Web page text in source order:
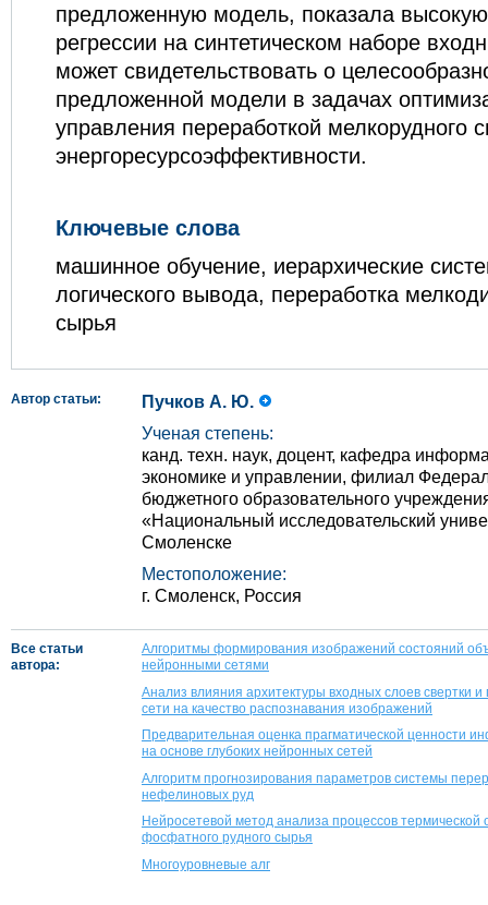
предложенную модель, показала высокую
регрессии на синтетическом наборе
может свидетельствовать о
предложенной модели в задачах
управления переработкой мелкорудного
энергоресурсоэффективности.
Ключевые слова
машинное обучение, иерархические
логического вывода, переработка
сырья
Автор статьи:
Пучков А. Ю.
Ученая степень:
канд. техн. наук, доцент, кафедра
экономике и управлении, филиал
бюджетного образовательного
«Национальный исследовательский
Смоленске
Местоположение:
г. Смоленск, Россия
Все статьи
автора:
Алгоритмы формирования изображений состояний
нейронными сетями
Анализ влияния архитектуры входных слоев свертки
сети на качество распознавания изображений
Предварительная оценка прагматической ценности
на основе глубоких нейронных сетей
Алгоритм прогнозирования параметров системы
нефелиновых руд
Нейросетевой метод анализа процессов термической
фосфатного рудного сырья
Многоуровневые алг